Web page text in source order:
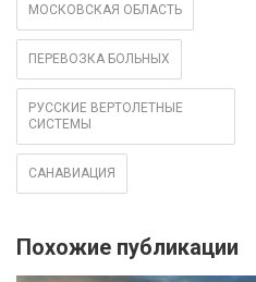
МОСКОВСКАЯ ОБЛАСТЬ
ПЕРЕВОЗКА БОЛЬНЫХ
РУССКИЕ ВЕРТОЛЕТНЫЕ
СИСТЕМЫ
САНАВИАЦИЯ
Похожие публикации